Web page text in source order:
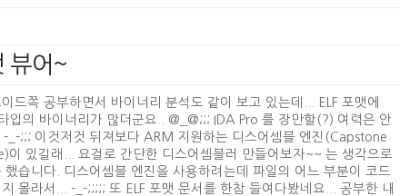
뷰어~
드쪽 공부하면서 바이너리 분석도 같이 보고 있는데... ELF 포맷에
입의 바이너리가 많더군요.. @_@;;; IDA Pro 를 장만할(?) 여력은 안
-_-;;; 이것저것 뒤져보다 ARM 지원하는 디스어셈블 엔진(Capstone
이 있길래... 요걸로 간단한 디스어셈블러 만들어보자~~ 는 생각으로
했습니다. 디스어셈블 엔진을 사용하려는데 파일의 어느 부분이 코드
몰라서... -_-;;;;; 또 ELF 포맷 문서를 한참 들여다봤네요... 공부한 내